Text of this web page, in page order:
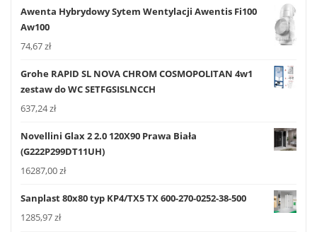
Awenta Hybrydowy Sytem Wentylacji Awentis Fi100
Aw100
74,67zł
Grohe RAPID SL NOVA CHROM COSMOPOLITAN 4w1
zestaw do WC SETFGSISLNCCH
637,24zł
Novellini Glax 2 2.0 120X90 Prawa Biała
(G222P299DT11UH)
16287,00zł
Sanplast 80x80 typ KP4/TX5 TX 600-270-0252-38-500
1285,97zł